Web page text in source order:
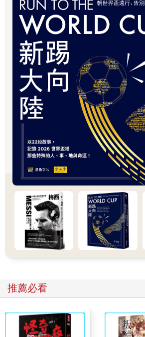
到屬於你的熱血時刻。把世界帶
足球，一起點燃今夏最精彩的每一
推薦必看